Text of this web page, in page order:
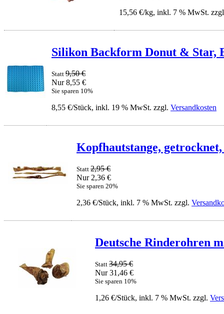
15,56 €/kg, inkl. 7 % MwSt.
Silikon Backform Donut & Star,
Statt 9,50 €
Nur 8,55 €
Sie sparen 10%
8,55 €/Stück, inkl. 19 % MwSt. zzgl. Versandkosten
Kopfhautstange,
Statt 2,95 €
Nur 2,36 €
Sie sparen 20%
2,36 €/Stück, inkl. 7 % MwSt. zzgl.
Deutsche Rinderohren
Statt 34,95 €
Nur 31,46 €
Sie sparen 10%
1,26 €/Stück, inkl. 7 % MwSt. zzgl.